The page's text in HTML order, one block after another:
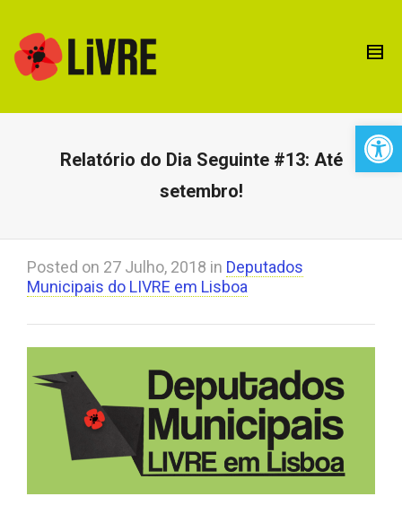
Relatório do Dia Seguinte #13: Até
setembro!
Posted on 27 Julho, 2018 in Deputados
Municipais do LIVRE em Lisboa